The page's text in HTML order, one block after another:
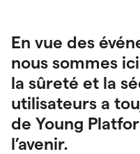
En vue des
nous sommes
la sûreté et la
utilisateurs a
de Young
l’avenir.